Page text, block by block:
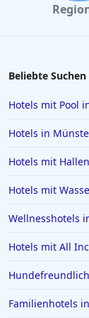
Hotels in
Hotels in
Hotels in
Hotels in
Hotels auf
Beliebte Suchen
Hotels mit Pool
Hotels in
Hotels mit
Hotels mit
Wellnesshotels
Hotels mit All
Familienhotels